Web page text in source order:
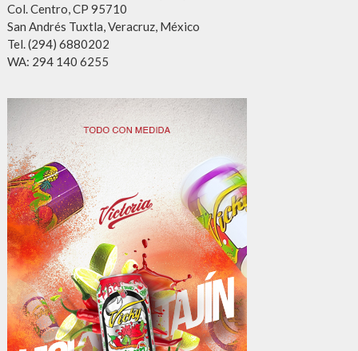
Col. Centro, CP 95710
San Andrés Tuxtla, Veracruz, México
Tel. (294) 6880202
WA: 294 140 6255